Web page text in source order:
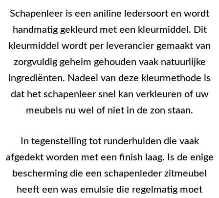
Schapenleer is een aniline ledersoort en wordt
handmatig gekleurd met een kleurmiddel. Dit
kleurmiddel wordt per leverancier gemaakt van
zorgvuldig geheim gehouden vaak natuurlijke
ingrediënten. Nadeel van deze kleurmethode is
dat het schapenleer snel kan verkleuren of uw
meubels nu wel of niet in de zon staan.
In tegenstelling tot runderhuiden die vaak
afgedekt worden met een finish laag. Is de enige
bescherming die een schapenleder zitmeubel
heeft een was emulsie die regelmatig moet